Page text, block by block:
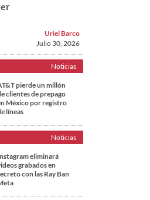
Uriel Barco
Julio 30, 2026
Noticias
pierde un millón
clientes de prepago
México por registro
líneas
Noticias
eliminará
grabados en
con las Ray Ban